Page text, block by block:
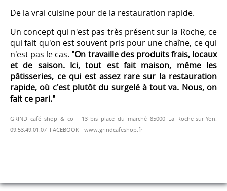
De la vrai cuisine pour de la restauration rapide.
Un concept qui n'est pas très présent sur la Roche, ce
qui fait qu'on est souvent pris pour une chaîne, ce qui
n'est pas le cas. "On travaille des produits frais, locaux
et de saison. Ici, tout est fait maison, même les
pâtisseries, ce qui est assez rare sur la restauration
rapide, où c'est plutôt du surgelé à tout va. Nous, on
fait ce pari."
GRIND café shop & co - 13 bis place du marché 85000 La Roche-sur-Yon.
09.53.49.01.07 FACEBOOK - www.grindcafeshop.fr